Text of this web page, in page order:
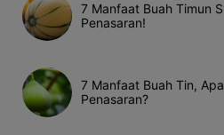
7 Manfaat Buah Timun
Penasaran!
7 Manfaat Buah Tin,
Penasaran?